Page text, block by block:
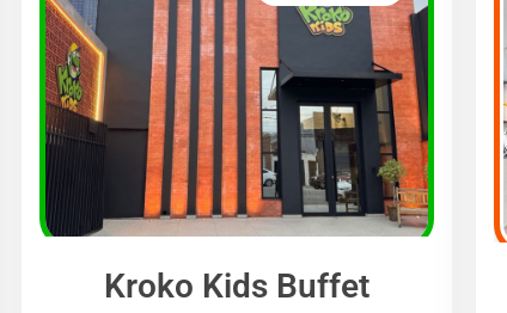
Kroko Kids Buffet